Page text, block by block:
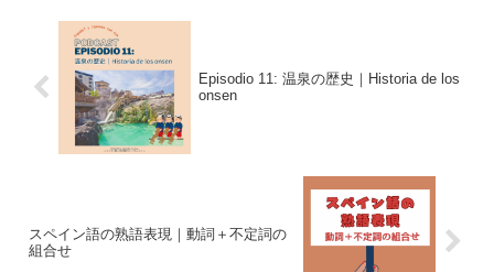
Episodio 11: 温泉の歴史｜Historia de los
onsen
スペイン語の熟語表現｜動詞＋不定詞の
組合せ